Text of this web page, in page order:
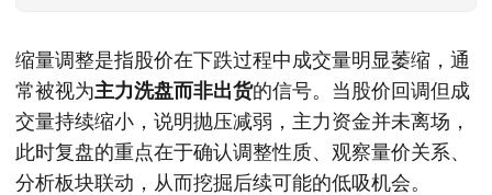
缩量调整是指股价在下跌过程中成交量明显萎缩，通
常被视为主力洗盘而非出货的信号。当股价回调但成
交量持续缩小，说明抛压减弱，主力资金并未离场，
此时复盘的重点在于确认调整性质、观察量价关系、
分析板块联动，从而挖掘后续可能的低吸机会。